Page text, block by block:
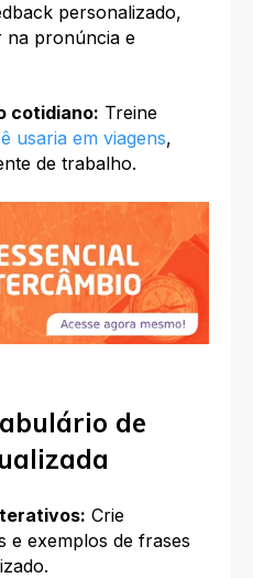
personalizado,
pronúncia e
cotidiano: Treine
usaria em viagens,
de trabalho.
de
Crie
e exemplos de frases